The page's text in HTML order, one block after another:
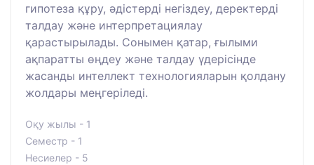
гипотеза құру, әдістерді негіздеу, деректерді
талдау және интерпретациялау
қарастырылады. Сонымен қатар, ғылыми
ақпаратты өңдеу және талдау үдерісінде
жасанды интеллект технологияларын қолдану
жолдары меңгеріледі.
Оқу жылы - 1
Семестр - 1
Несиелер - 5